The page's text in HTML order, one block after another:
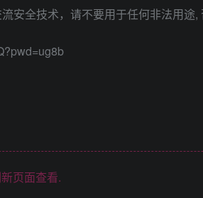
安全技术，请不要用于任何非法用途,
页面查看.